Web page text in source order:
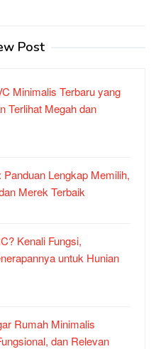
Post
Minimalis Terbaru yang
Terlihat Megah dan
Lengkap Memilih,
Merek Terbaik
Kenali Fungsi,
untuk Hunian
Rumah Minimalis
dan Relevan